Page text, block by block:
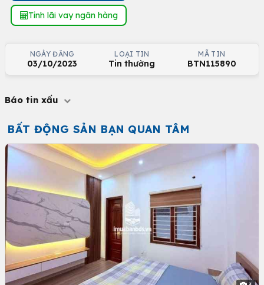
Tính lãi vay ngân hàng
NGÀY ĐĂNG
03/10/2023
LOẠI TIN
Tin thường
MÃ TIN
BTN115890
Báo tin xấu
BẤT ĐỘNG SẢN BẠN QUAN TÂM